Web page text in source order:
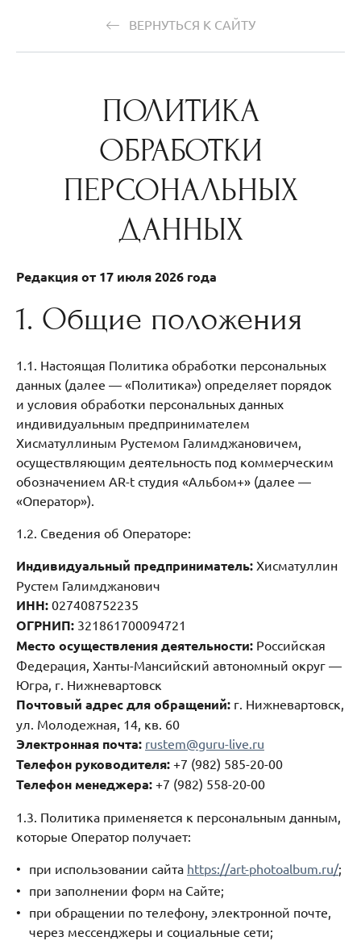
ВЕРНУТЬСЯ К САЙТУ
ПОЛИТИКА
ОБРАБОТКИ
ПЕРСОНАЛЬНЫХ
ДАННЫХ
Редакция от 17 июля 2026 года
1. Общие положения
1.1. Настоящая Политика обработки персональных
данных (далее — «Политика») определяет порядок
и условия обработки персональных данных
индивидуальным предпринимателем
Хисматуллиным Рустемом Галимджановичем,
осуществляющим деятельность под коммерческим
обозначением AR-t студия «Альбом+» (далее —
«Оператор»).
1.2. Сведения об Операторе:
Индивидуальный предприниматель: Хисматуллин
Рустем Галимджанович
ИНН: 027408752235
ОГРНИП: 321861700094721
Место осуществления деятельности: Российская
Федерация, Ханты-Мансийский автономный округ —
Югра, г. Нижневартовск
Почтовый адрес для обращений: г. Нижневартовск,
ул. Молодежная, 14, кв. 60
Электронная почта: rustem@guru-live.ru
Телефон руководителя: +7 (982) 585-20-00
Телефон менеджера: +7 (982) 558-20-00
1.3. Политика применяется к персональным данным,
которые Оператор получает:
при использовании сайта https://art-photoalbum.ru/;
при заполнении форм на Сайте;
при обращении по телефону, электронной почте,
через мессенджеры и социальные сети;